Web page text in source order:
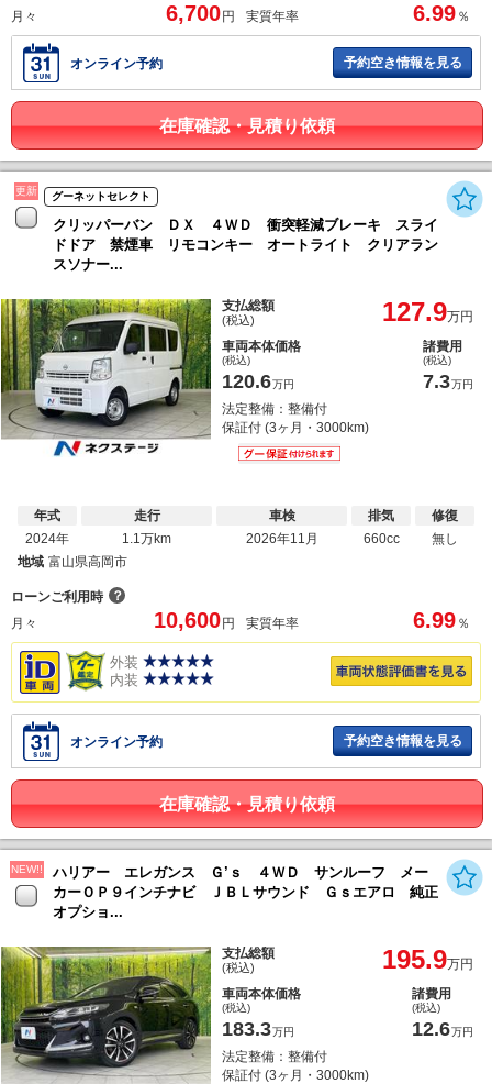
月々
6,700 円 実質年率 6.99 ％
オンライン予約 予約空き情報を見る
在庫確認・見積り依頼
更新 グーネットセレクト
クリッパーバン ＤＸ ４ＷＤ 衝突軽減ブレーキ スライ
ドドア 禁煙車 リモコンキー オートライト クリアラン
スソナー...
支払総額
(税込) 127.9万円
車両本体価格
(税込)
120.6万円
諸費用
(税込)
7.3万円
法定整備：整備付
保証付 (3ヶ月・3000km)
年式
2024年
走行
1.1万km
車検
2026年11月
排気
660cc
修復
無し
地域 富山県高岡市
ローンご利用時 ？
月々
10,600円 実質年率 6.99 ％
外装
内装
オンライン予約 予約空き情報を見る
在庫確認・見積り依頼
NEW!!
ハリアー エレガンス Ｇ’ｓ ４ＷＤ サンルーフ メー
カーＯＰ９インチナビ ＪＢＬサウンド Ｇｓエアロ 純正
オプショ...
支払総額
(税込) 195.9万円
車両本体価格
(税込)
183.3万円
諸費用
(税込)
12.6万円
法定整備：整備付
保証付 (3ヶ月・3000km)